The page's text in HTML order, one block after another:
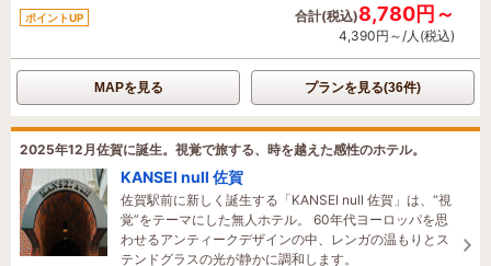
ポイントUP 合計(税込)8,780円～
4,390円～/人(税込)
MAPを見る プランを見る(36件)
2025年12月佐賀に誕生。視覚で旅する、時を越えた感性のホテル。
KANSEI null 佐賀
佐賀駅前に新しく誕生する「KANSEI null 佐賀」は、“視
覚”をテーマにした無人ホテル。 60年代ヨーロッパを思
わせるアンティークデザインの中、レンガの温もりとス
テンドグラスの光が静かに調和します。